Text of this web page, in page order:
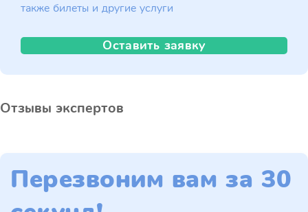
также билеты и другие услуги
Оставить заявку
Отзывы экспертов
Перезвоним вам за 30